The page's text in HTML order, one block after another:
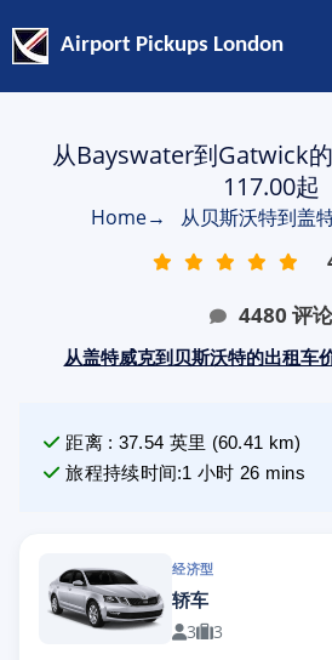
Airport Pickups London
从Bayswater到Gatwick
117.00起
Home→ 从贝斯沃特到盖
4480 评论
从盖特威克到贝斯沃特的出租车
距离: 37.54 英里 (60.41 km)
旅程持续时间:1 小时 26 mins
经济型
轿车
3 3